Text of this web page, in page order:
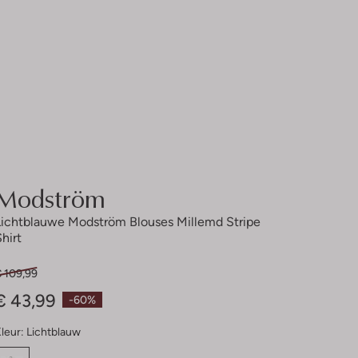
Modström Blouses Millemd Stripe
-60%
109,99
43,99
Lichtblauw